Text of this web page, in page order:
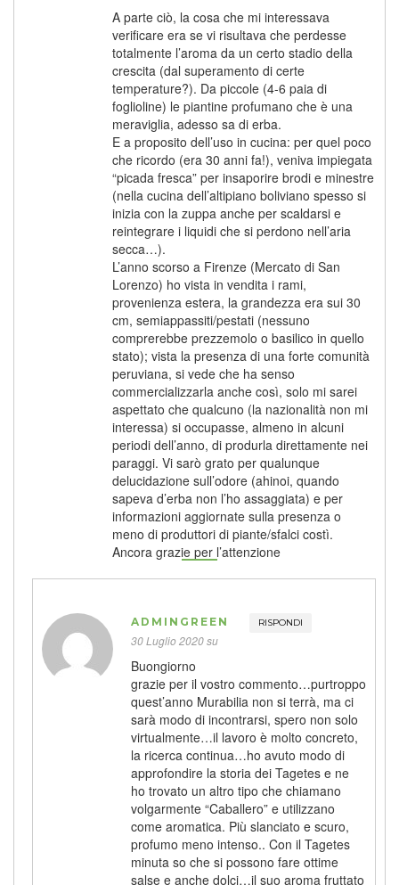
A parte ciò, la cosa che mi interessava
verificare era se vi risultava che perdesse
totalmente l’aroma da un certo stadio della
crescita (dal superamento di certe
temperature?). Da piccole (4-6 paia di
foglioline) le piantine profumano che è una
meraviglia, adesso sa di erba.
E a proposito dell’uso in cucina: per quel poco
che ricordo (era 30 anni fa!), veniva impiegata
“picada fresca” per insaporire brodi e minestre
(nella cucina dell’altipiano boliviano spesso si
inizia con la zuppa anche per scaldarsi e
reintegrare i liquidi che si perdono nell’aria
secca…).
L’anno scorso a Firenze (Mercato di San
Lorenzo) ho vista in vendita i rami,
provenienza estera, la grandezza era sui 30
cm, semiappassiti/pestati (nessuno
comprerebbe prezzemolo o basilico in quello
stato); vista la presenza di una forte comunità
peruviana, si vede che ha senso
commercializzarla anche così, solo mi sarei
aspettato che qualcuno (la nazionalità non mi
interessa) si occupasse, almeno in alcuni
periodi dell’anno, di produrla direttamente nei
paraggi. Vi sarò grato per qualunque
delucidazione sull’odore (ahinoi, quando
sapeva d’erba non l’ho assaggiata) e per
informazioni aggiornate sulla presenza o
meno di produttori di piante/sfalci costì.
Ancora grazie per l’attenzione
ADMINGREEN RISPONDI
30 Luglio 2020 su
Buongiorno
grazie per il vostro commento…purtroppo
quest’anno Murabilia non si terrà, ma ci
sarà modo di incontrarsi, spero non solo
virtualmente…il lavoro è molto concreto,
la ricerca continua…ho avuto modo di
approfondire la storia dei Tagetes e ne
ho trovato un altro tipo che chiamano
volgarmente “Caballero” e utilizzano
come aromatica. Più slanciato e scuro,
profumo meno intenso.. Con il Tagetes
minuta so che si possono fare ottime
salse e anche dolci…il suo aroma fruttato